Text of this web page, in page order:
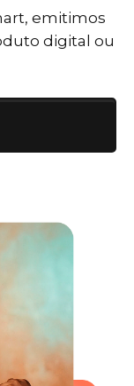
emitimos
digital ou